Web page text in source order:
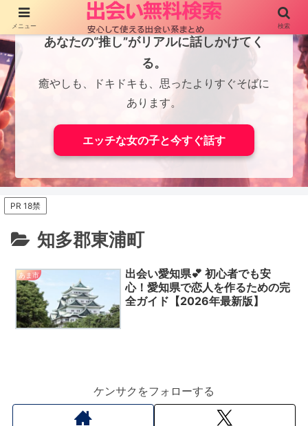
あなたの“推し”がリアルに話しかけてく
る。
癒やしも、ドキドキも、思ったよりすぐそばに
あります。
エッチな女の子と今すぐ話す
PR 18禁
知多郡東浦町
あま市
出会い愛知県💕 初心者でも安
心！愛知県で恋人を作るための完
全ガイド【2026年最新版】
ケンサクをフォローする
メニュー 検索